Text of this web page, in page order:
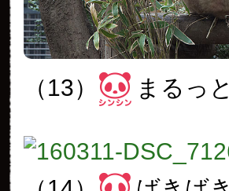
（13） まるっと